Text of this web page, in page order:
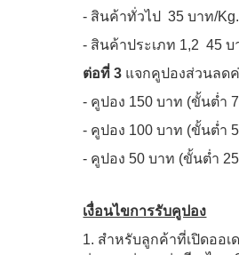
- สินค้าทั่วไป 35 บาท/
- สินค้าประเภท 1,2 45 บ
ต่อที่ 3 แจกคูปองส่วนลด
- คูปอง 150 บาท (ขั้นต่ำ
- คูปอง 100 บาท (ขั้นต่ำ
- คูปอง 50 บาท (ขั้นต่ำ
เงื่อนไขการรับคูปอง
1. สำหรับลูกค้าที่เปิดออ